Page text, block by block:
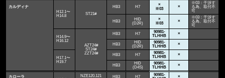
カルディナ
H12.1〜
H14.8
ST21#
HB3 H7
×
※03
×
※03：干渉す
る為、取付不
可
HB3
HID
(D2R)
×
※03
×
※03：干渉す
る為、取付不
可
H14.9〜
H16.12
AZT24#
ST24#
ZZT24#
HB3 H7
90981-
TLHHB
×
HB3
HID
(D2R)
90981-
TLHHB
×
H17.1〜
H19.7
HB3 H7
90981-
TLHHB
×
HB3
HID
(D4S)
90981-
TLHHB
×
カローラ
NZE120,121
HB3 H7
90981-
×